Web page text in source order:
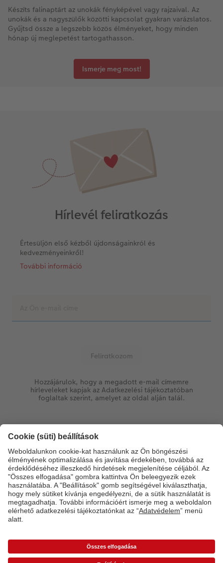
Készíts falinaptárt az unokák fényképével vagy rajzaival. Az
unokák és a nagyszülők közötti kapcsolat gyakran varázslatos.
Gyűjtsd össze a legszebb közös élményeket, hogy minden
hónap új meglepetést tartogathasson.
Ismerje meg most!
Hírlevél feliratkozás
Értesüljön első kézből újdonságainkról és
kedvezményeinkről!
További információ
Hozzájárulok, hogy a megadott e-mail címemre
hírleveleket kapjak az Adatkezelési tájékoztatóban
foglaltak szerint, amelyet az oldal alján talál.
Fizetési módok
Kiszállítást végző partnereink
Minőség & Megbízhatóság